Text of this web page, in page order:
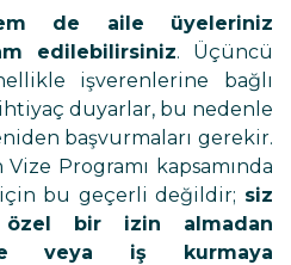
de aile üyeleriniz
edilebilirsiniz. Üçüncü
işverenlerine bağlı
duyarlar, bu nedenle
başvurmaları gerekir.
Programı kapsamında
bu geçerli değildir; siz
bir izin almadan
veya iş kurmaya